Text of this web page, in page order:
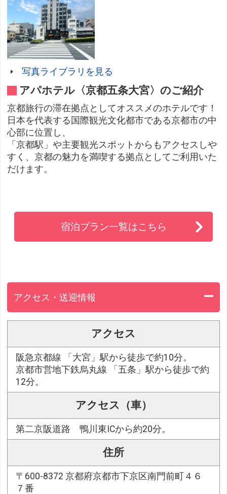
写真ライブラリを見る
アパホテル〈京都五条大宮〉のご紹介
京都旅行の滞在拠点としてオススメのホテルです！
日本を代表する国際観光文化都市である京都市の中
心部に位置し、
「京都駅」や主要観光スポットからもアクセスしや
すく、京都の魅力を満喫する拠点としてご利用いた
だけます。
宿泊プラン一覧はこちら
アクセス・送迎情報
アクセス
阪急京都線 「大宮」駅から徒歩で約10分。
京都市営地下鉄烏丸線 「五条」駅から徒歩で約
12分。
アクセス（車）
第二京阪道路 鴨川東ICから約20分。
住所
〒600-8372 京都府京都市下京区南門前町４６
７番